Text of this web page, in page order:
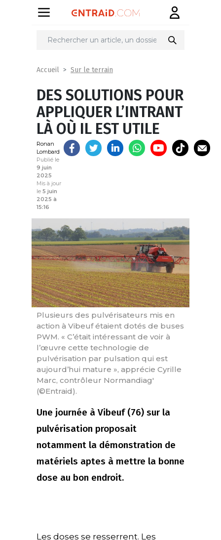
Partager
Accueil Sur le terrain
DES SOLUTIONS POUR
APPLIQUER L’INTRANT
LÀ OÙ IL EST UTILE
Ronan
Lombard
Publié le
9 juin
2025
Mis à jour
le 5 juin
2025 à
15:16
Plusieurs des pulvérisateurs mis en
action à Vibeuf étaient dotés de buses
PWM. « C’était intéressant de voir à
l’œuvre cette technologie de
pulvérisation par pulsation qui est
aujourd’hui mature », apprécie Cyrille
Marc, contrôleur Normandiag'
(©Entraid).
Une journée à Vibeuf (76) sur la
pulvérisation proposait
notamment la démonstration de
matériels aptes à mettre la bonne
dose au bon endroit.
Les doses se resserrent. Les